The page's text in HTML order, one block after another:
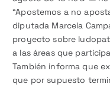
“Apostemos a no
diputada Marcela
proyecto sobre
a las áreas que
También informa que
que por supuesto